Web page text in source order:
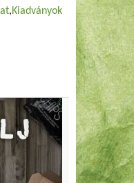
Kiadványok